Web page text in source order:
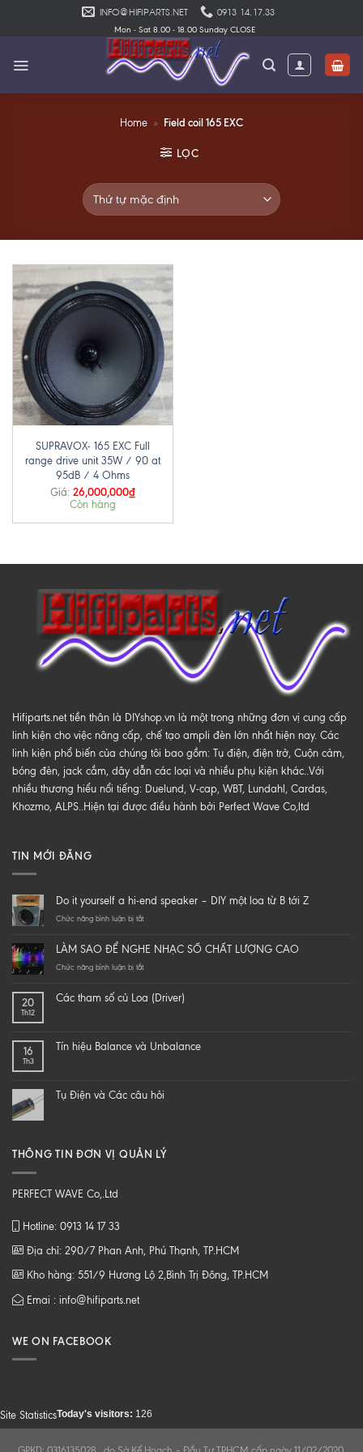
INFO@HIFIPARTS.NET 0913 14.17.33
Mon - Sat 8.00 - 18.00 Sunday CLOSE
Home » Field coil 165 EXC
LỌC
SUPRAVOX- 165 EXC Full
range drive unit 35W / 90 at
95dB / 4 Ohms
Giá: 26,000,000₫
Còn hàng
Hifiparts.net tiền thân là DIYshop.vn là một trong những đơn vị cung cấp
linh kiện cho việc nâng cấp, chế tạo ampli đèn lớn nhất hiện nay. Các
linh kiện phổ biến của chúng tôi bao gồm: Tụ điện, điện trở, Cuộn cảm,
bóng đèn, jack cắm, dây dẫn các loại và nhiều phụ kiện khác..Với
nhiều thương hiểu nổi tiếng: Duelund, V-cap, WBT, Lundahl, Cardas,
Khozmo, ALPS..Hiện tại được điều hành bởi Perfect Wave Co,ltd
TIN MỚI ĐĂNG
Do it yourself a hi-end speaker – DIY một loa từ B tới Z
Chức năng bình luận bị tắtở
yourself
a
speaker
loa
Z
LÀM SAO ĐỂ NGHE NHẠC SỐ CHẤT LƯỢNG CAO
Chức năng bình luận bị tắtở
ĐỂ
CHẤT
20
Th12
Các tham số củ Loa (Driver)
16
Th3
Tín hiệu Balance và Unbalance
Tụ Điện và Các câu hỏi
THÔNG TIN ĐƠN VỊ QUẢN LÝ
PERFECT WAVE Co,.Ltd
Hotline: 0913 14 17 33
Địa chỉ: 290/7 Phan Anh, Phú Thạnh, TP.HCM
Kho hàng: 551/9 Hương Lộ 2,Bình Trị Đông, TP.HCM
Emai : info@hifiparts.net
WE ON FACEBOOK
Site StatisticsToday's visitors: 126